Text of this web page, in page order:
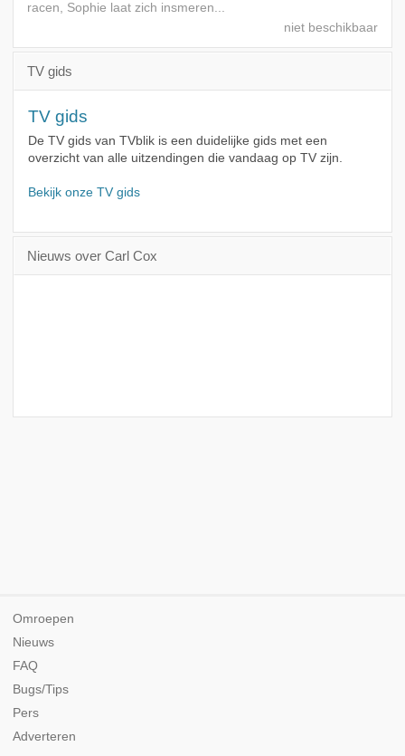
racen, Sophie laat zich insmeren...
TV gids
TV gids
De TV gids van TVblik is een duidelijke gids met een
overzicht van alle uitzendingen die vandaag op TV zijn.
Bekijk onze TV gids
Nieuws over Carl Cox
Omroepen
Nieuws
FAQ
Bugs/Tips
Pers
Adverteren